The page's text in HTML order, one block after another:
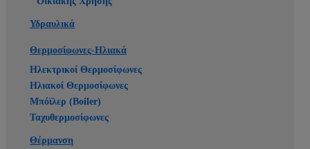
Υδραυλικά
Θερμοσίφωνες-Ηλιακά
Ηλεκτρικοί Θερμοσίφωνες
Ηλιακοί Θερμοσίφωνες
Μπόϊλερ (Boiler)
Ταχυθερμοσίφωνες
Θέρμανση